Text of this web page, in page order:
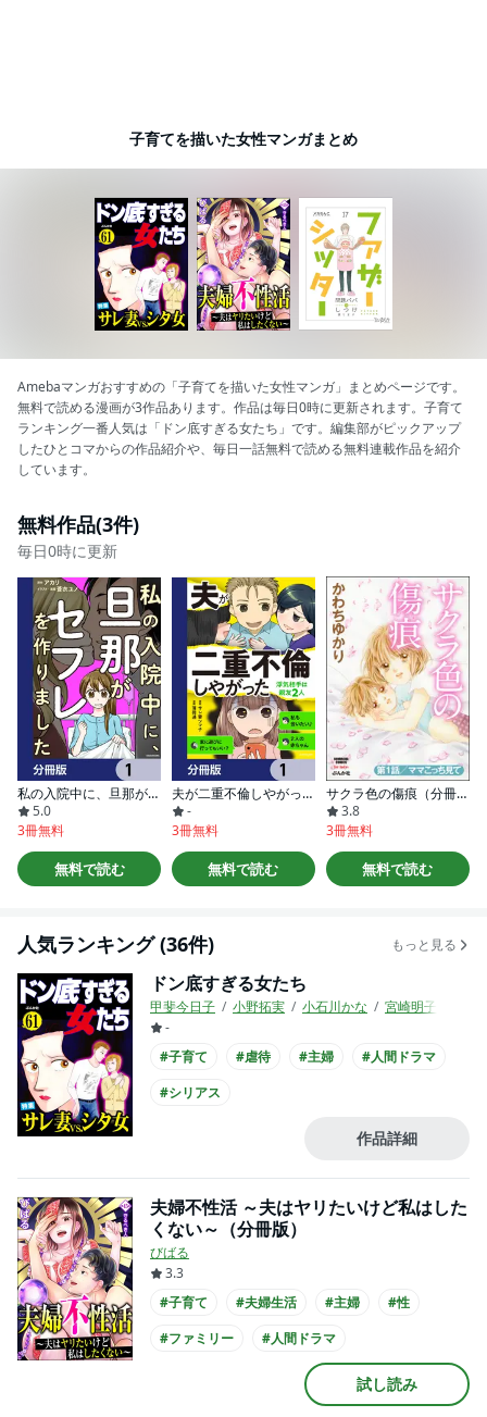
子育てを描いた女性マンガまとめ
Amebaマンガおすすめの「子育てを描いた女性マンガ」まとめページです。
無料で読める漫画が3作品あります。作品は毎日0時に更新されます。子育て
ランキング一番人気は「ドン底すぎる女たち」です。編集部がピックアップ
したひとコマからの作品紹介や、毎日一話無料で読める無料連載作品を紹介
しています。
無料作品(3件)
毎日0時に更新
私の入院中に、旦那がセフレを作りました【分冊版】
5.0
3冊無料
無料で読む
夫が二重不倫しやがった 浮気相手は親友２人【分冊版】
-
3冊無料
無料で読む
サクラ色の傷痕（分冊版）
3.8
3冊無料
無料で読む
人気ランキング (36件) もっと見る
ドン底すぎる女たち
甲斐今日子 小野拓実 小石川かな 宮崎明子
-
#子育て
#虐待 #主婦
#人間ドラマ
#シリアス
作品詳細
夫婦不性活 ～夫はヤリたいけど私はした
くない～（分冊版）
びばる
3.3
#子育て
#夫婦生活 #主婦
#性
#ファミリー
#人間ドラマ
試し読み